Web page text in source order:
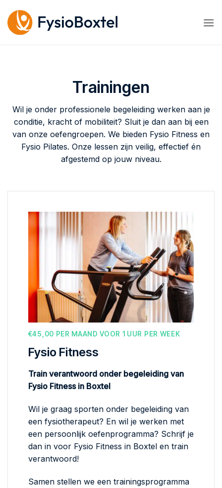
naar
inhoud
Trainingen
Wil je onder professionele begeleiding werken aan je
conditie, kracht of mobiliteit? Sluit je dan aan bij een
van onze oefengroepen. We bieden Fysio Fitness en
Fysio Pilates. Onze lessen zijn veilig, effectief én
afgestemd op jouw niveau.
€45,00 PER MAAND VOOR 1 UUR PER WEEK
Fysio Fitness
Train verantwoord onder begeleiding van
Fysio Fitness in Boxtel
Wil je graag sporten onder begeleiding van
een fysiotherapeut? En wil je werken met
een persoonlijk oefenprogramma? Schrijf je
dan in voor Fysio Fitness in Boxtel en train
verantwoord!
Samen stellen we een trainingsprogramma